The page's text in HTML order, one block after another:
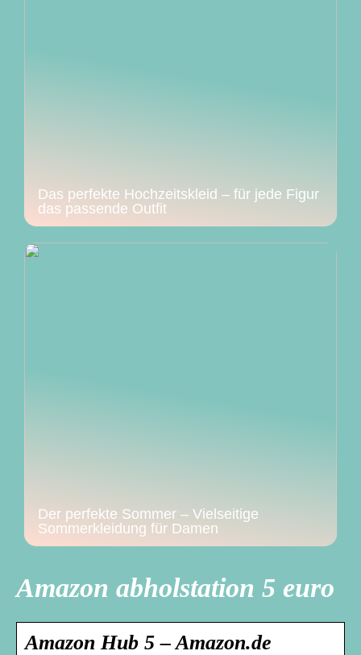
Das perfekte Hochzeitskleid – für jede Figur
das passende Outfit
Der perfekte Sommer – Vielseitige
Sommerkleidung für Damen
Amazon abholstation 5 euro
Amazon Hub 5 – Amazon.de